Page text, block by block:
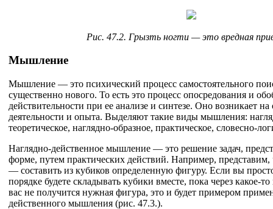
Рис. 47.2. Грызть ногти — это вредная
Мышление
Мышление — это психический процесс самостоятельного
существенно нового. То есть это процесс опосредования и
действительности при ее анализе и синтезе. Оно возникает
деятельности и опыта. Выделяют такие виды мышления:
теоретическое, наглядно-образное, практическое, словесно-
Наглядно-действенное мышление — это решение задач,
форме, путем практических действий. Например, представим,
— составить из кубиков определенную фигуру. Если вы
порядке будете складывать кубики вместе, пока через какое-
вас не получится нужная фигура, это и будет примером
действенного мышления (рис. 47.3.).